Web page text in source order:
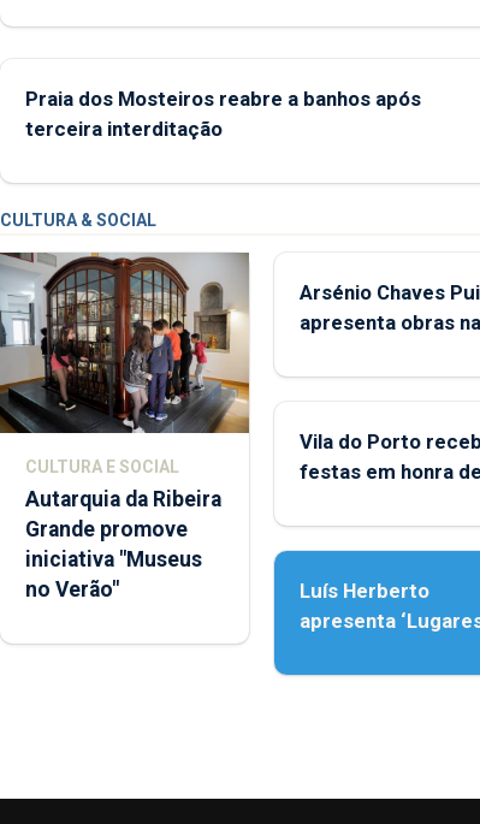
Praia dos Mosteiros reabre a banhos após
terceira interditação
CULTURA & SOCIAL
CULTURA E SOCIAL
Autarquia da Ribeira
Grande promove
iniciativa "Museus
no Verão"
Arsénio Chaves
apresenta obras na
Porto
Vila do Porto
festas em honra de
Assunção
Luís Herberto
apresenta